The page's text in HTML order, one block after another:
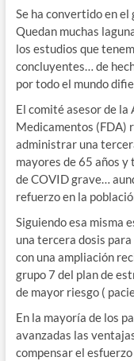
Se ha convertido en
Quedan muchas
los estudios que
concluyentes… de
por todo el mundo
El comité asesor de
Medicamentos (FDA)
administrar una
mayores de 65 años y
de COVID grave…
refuerzo en la
Siguiendo esa misma
una tercera dosis
con una ampliación
grupo 7 del plan de
de mayor riesgo (
En la mayoría de los
avanzadas las
compensar el